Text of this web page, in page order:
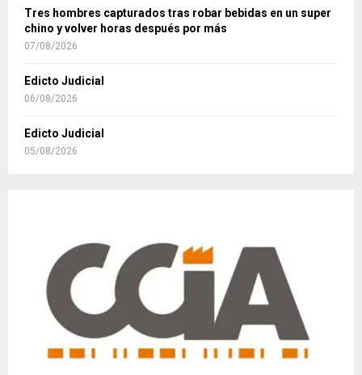
Tres hombres capturados tras robar bebidas en un super
chino y volver horas después por más
07/08/2026
Edicto Judicial
06/08/2026
Edicto Judicial
05/08/2026